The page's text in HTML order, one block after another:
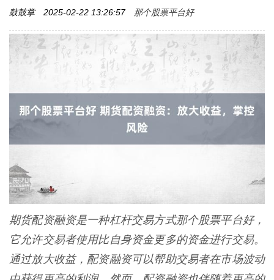
鼓鼓掌 2025-02-22 13:26:57 那个股票平台好
期货配资融资是一种杠杆交易方式那个股票平台好，
它允许交易者使用比自身资金更多的资金进行交易。
通过放大收益，配资融资可以帮助交易者在市场波动